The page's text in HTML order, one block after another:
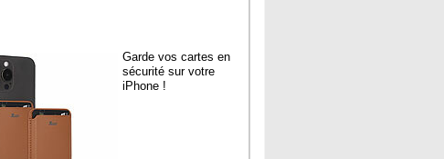
Garde vos cartes en
sécurité sur votre
iPhone !